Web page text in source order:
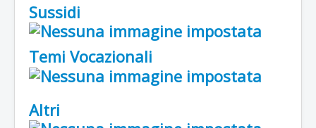
Sussidi
Temi Vocazionali
Altri